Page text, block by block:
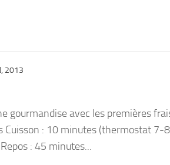
2013
gourmandise avec les premières
Cuisson : 10 minutes (thermostat 7-
: 45 minutes...